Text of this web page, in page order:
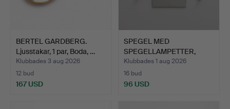
BERTEL GARDBERG.
Ljusstakar, 1 par, Boda, …
Klubbades 3 aug 2026
12 bud
167 USD
SPEGEL MED
SPEGELLAMPETTER,
Ystad Tenn, 19…
Klubbades 1 aug 2026
16 bud
96 USD